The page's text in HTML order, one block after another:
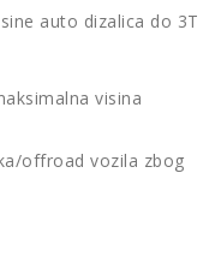
auto dizalica do 3T
visina
offroad vozila zbog